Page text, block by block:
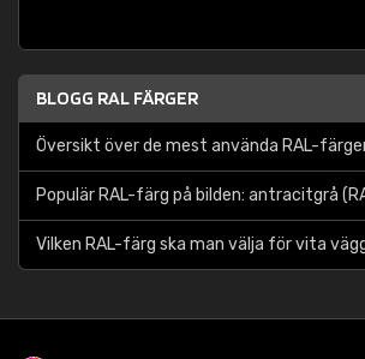
BLOGG RAL FÄRGER
Översikt över de mest använda RAL-
Populär RAL-färg på bilden: antracitgrå
Vilken RAL-färg ska man välja för vita